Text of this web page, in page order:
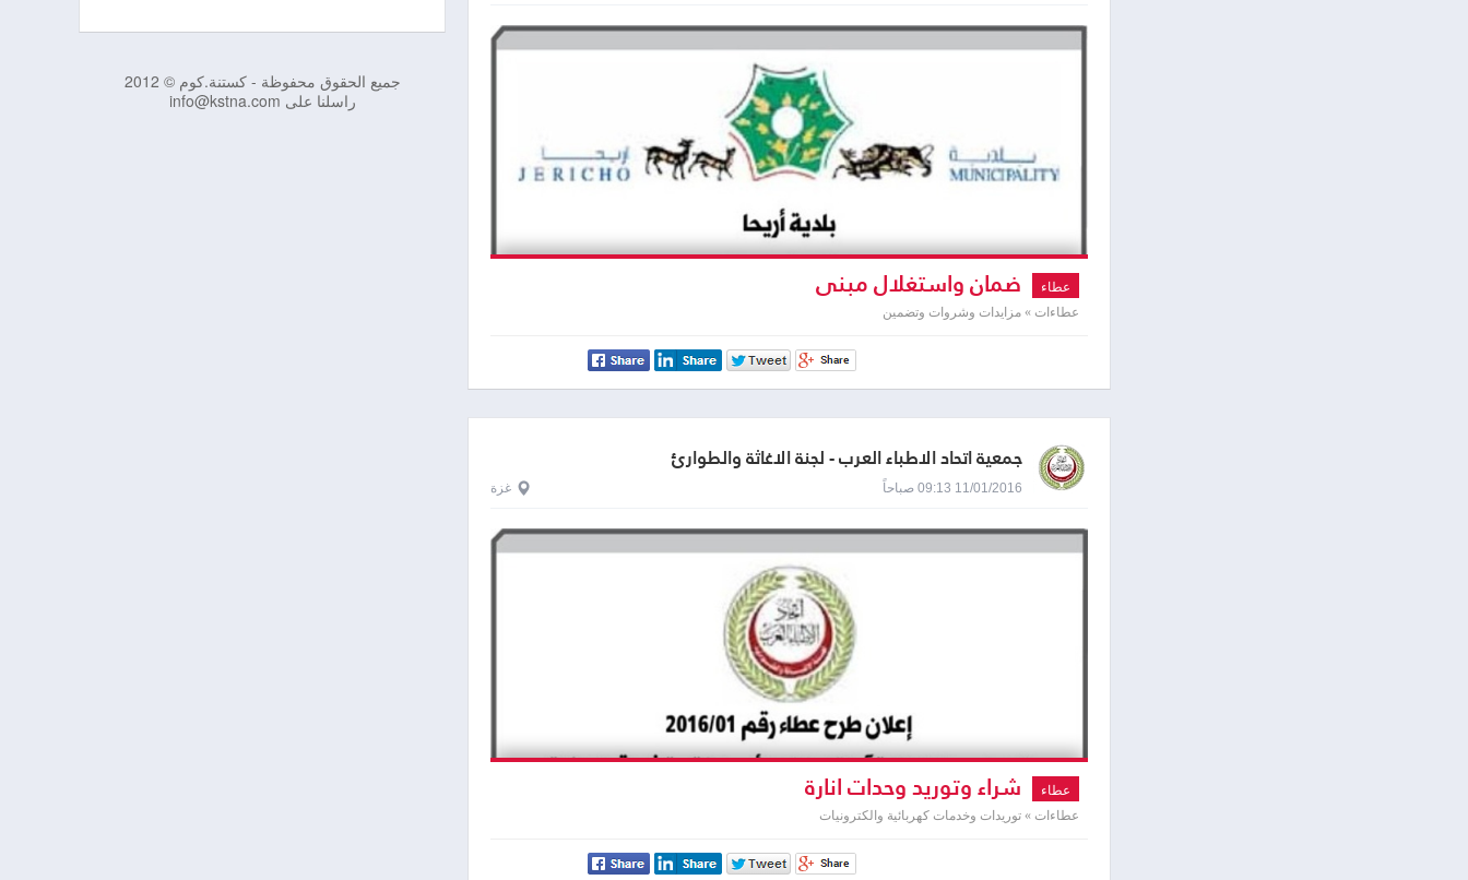
جميع الحقوق محفوظة - كستنة.كوم © 2012
راسلنا على info@kstna.com
عطاء ضمان واستغلال مبنى
عطاءات » مزايدات وشروات وتضمين
جمعية اتحاد الاطباء العرب - لجنة الاغاثة والطوارئ
11/01/2016 09:13 صباحاً غزة
عطاء شراء وتوريد وحدات انارة
عطاءات » توريدات وخدمات كهربائية والكترونيات